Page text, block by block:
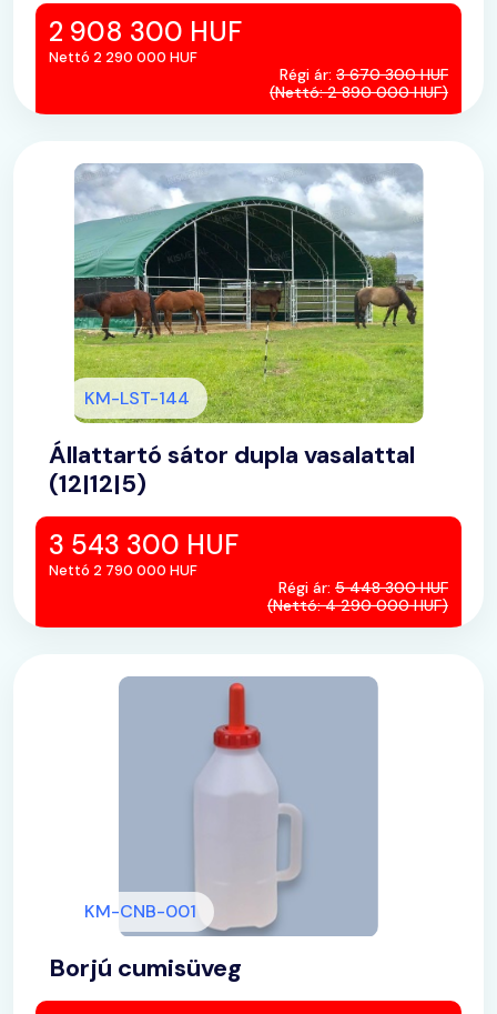
2 908 300 HUF
Nettó 2 290 000 HUF
Régi ár: 3 670 300 HUF
(Nettó: 2 890 000 HUF)
KM-LST-144
Állattartó sátor dupla vasalattal
(12|12|5)
3 543 300 HUF
Nettó 2 790 000 HUF
Régi ár: 5 448 300 HUF
(Nettó: 4 290 000 HUF)
KM-CNB-001
Borjú cumisüveg